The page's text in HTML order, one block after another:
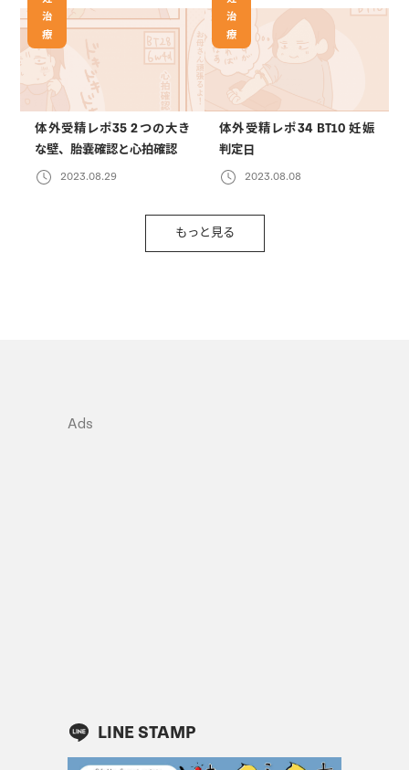
治
療
体外受精レポ35 2つの大き
な壁、胎嚢確認と心拍確認
2023.08.29
治
療
体外受精レポ34 BT10 妊娠
判定日
2023.08.08
もっと見る
Ads
LINE STAMP